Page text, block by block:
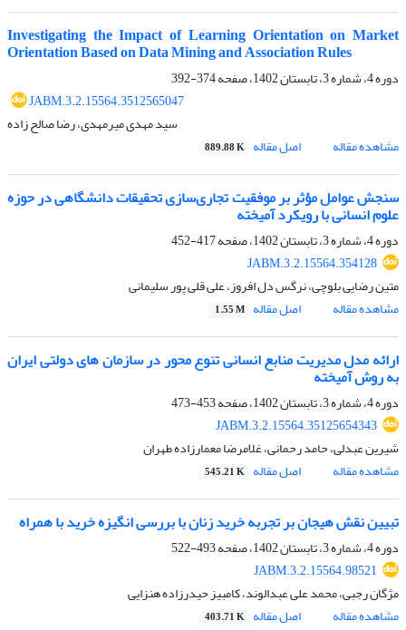
Investigating the Impact of Learning Orientation on Market
Orientation Based on Data Mining and Association Rules
دوره 4، شماره 3، تابستان 1402، صفحه
374-392
JABM.3.2.15564.3512565047
سید مهدی میرمهدی، رضا صالح زاده
مشاهده مقاله
اصل مقاله 889.88 K
سنجش عوامل مؤثر بر موفقیت تجاری‌سازی تحقیقات دانشگاهی در حوزه
علوم انسانی با رویکرد آمیخته
دوره 4، شماره 3، تابستان 1402، صفحه
417-452
JABM.3.2.15564.354128
متین رضایی بلوچی، نرگس دل افروز، علی قلی پور سلیمانی
مشاهده مقاله
اصل مقاله 1.55 M
ارائه مدل مدیریت منابع انسانی تنوع محور در سازمان های دولتی ایران
به روش آمیخته
دوره 4، شماره 3، تابستان 1402، صفحه
453-473
JABM.3.2.15564.35125654343
شیرین عبدلی، حامد رحمانی، غلامرضا معمارزاده طهران
مشاهده مقاله
اصل مقاله 545.21 K
تبیین نقش هیجان بر تجربه خرید زنان با بررسی انگیزه خرید با همراه
دوره 4، شماره 3، تابستان 1402، صفحه
493-522
JABM.3.2.15564.98521
مژگان رجبی، محمد علی عبدالوند، کامبیز حیدرزاده هنزایی
مشاهده مقاله
اصل مقاله 403.71 K